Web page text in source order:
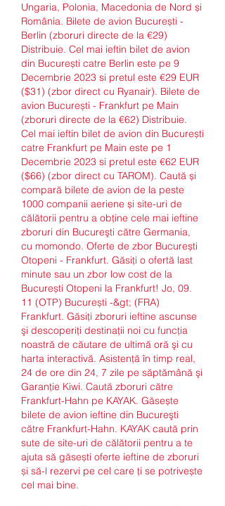
Ungaria, Polonia, Macedonia de Nord și
România. Bilete de avion București -
Berlin (zboruri directe de la €29)
Distribuie. Cel mai ieftin bilet de avion
din București catre Berlin este pe 9
Decembrie 2023 si pretul este €29 EUR
($31) (zbor direct cu Ryanair). Bilete de
avion București - Frankfurt pe Main
(zboruri directe de la €62) Distribuie.
Cel mai ieftin bilet de avion din București
catre Frankfurt pe Main este pe 1
Decembrie 2023 si pretul este €62 EUR
($66) (zbor direct cu TAROM). Caută și
compară bilete de avion de la peste
1000 companii aeriene și site-uri de
călătorii pentru a obține cele mai ieftine
zboruri din Bucureşti către Germania,
cu momondo. Oferte de zbor București
Otopeni - Frankfurt. Găsiți o ofertă last
minute sau un zbor low cost de la
București Otopeni la Frankfurt! Jo, 09.
11 (OTP) București -&gt; (FRA)
Frankfurt. Găsiţi zboruri ieftine ascunse
şi descoperiţi destinaţii noi cu funcţia
noastră de căutare de ultimă oră şi cu
harta interactivă. Asistenţă în timp real,
24 de ore din 24, 7 zile pe săptămână şi
Garanţie Kiwi. Caută zboruri către
Frankfurt-Hahn pe KAYAK. Găsește
bilete de avion ieftine din Bucureşti
către Frankfurt-Hahn. KAYAK caută prin
sute de site-uri de călătorii pentru a te
ajuta să găsești oferte ieftine de zboruri
și să-l rezervi pe cel care ți se potrivește
cel mai bine.